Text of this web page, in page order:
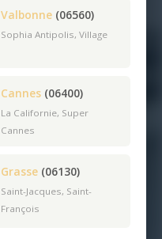
Valbonne (06560)
Sophia Antipolis, Village
Cannes (06400)
La Californie, Super
Cannes
Grasse (06130)
Saint-Jacques, Saint-
François